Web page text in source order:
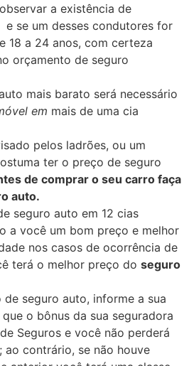
a existência de
se um desses condutores for
18 a 24 anos, com certeza
orçamento de seguro
mais barato será necessário
em mais de uma cia
pelos ladrões, ou um
ter o preço de seguro
de comprar o seu carro faça
auto.
seguro auto em 12 cias
a você um bom preço e melhor
nos casos de ocorrência de
terá o melhor preço do seguro
seguro auto, informe a sua
o bônus da sua seguradora
Seguros e você não perderá
ao contrário, se não houve